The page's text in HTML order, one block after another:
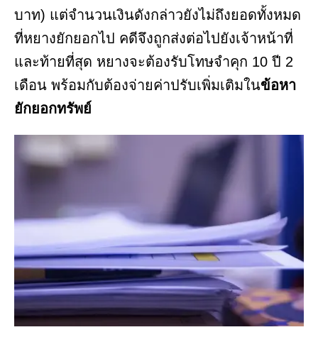
บาท) แต่จำนวนเงินดังกล่าวยังไม่ถึงยอดทั้งหมด
ที่หยางยักยอกไป คดีจึงถูกส่งต่อไปยังเจ้าหน้าที่
และท้ายที่สุด หยางจะต้องรับโทษจำคุก 10 ปี 2
เดือน พร้อมกับต้องจ่ายค่าปรับเพิ่มเติมในข้อหา
ยักยอกทรัพย์